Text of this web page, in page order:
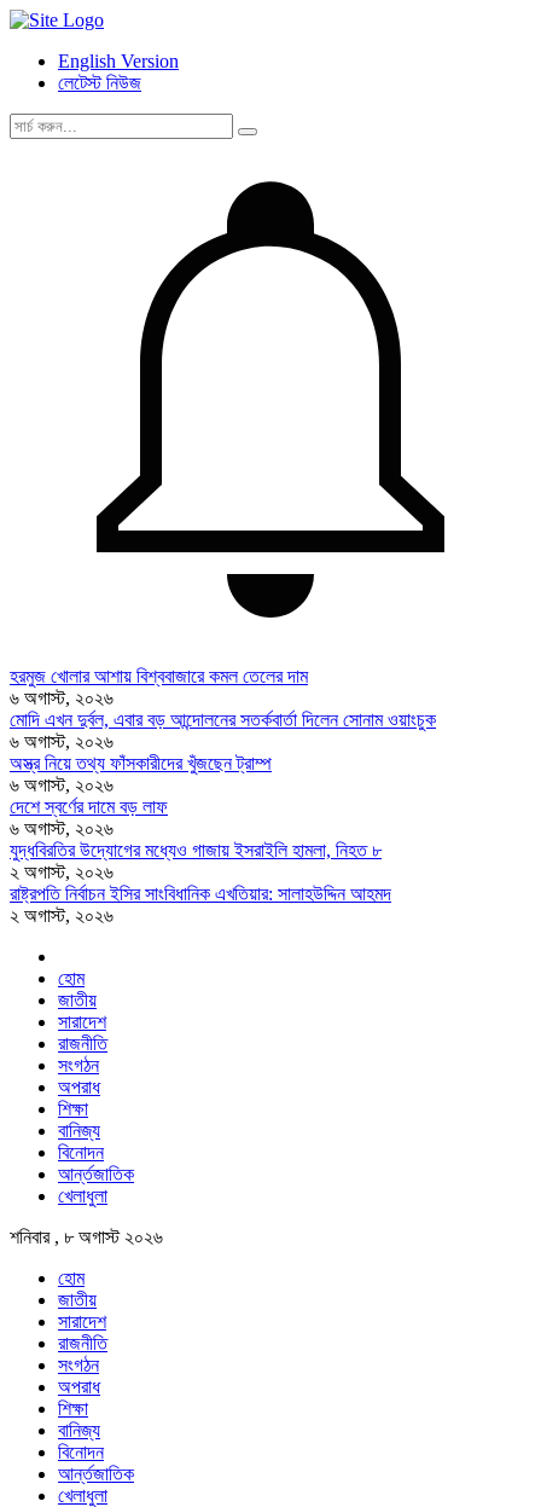
English Version
লেটেস্ট নিউজ
হরমুজ খোলার আশায় বিশ্ববাজারে কমল তেলের দাম
৬ অগাস্ট, ২০২৬
মোদি এখন দুর্বল, এবার বড় আন্দোলনের সতর্কবার্তা দিলেন সোনাম ওয়াংচুক
৬ অগাস্ট, ২০২৬
অস্ত্র নিয়ে তথ্য ফাঁসকারীদের খুঁজছেন ট্রাম্প
৬ অগাস্ট, ২০২৬
দেশে স্বর্ণের দামে বড় লাফ
৬ অগাস্ট, ২০২৬
যুদ্ধবিরতির উদ্যোগের মধ্যেও গাজায় ইসরাইলি হামলা, নিহত ৮
২ অগাস্ট, ২০২৬
রাষ্ট্রপতি নির্বাচন ইসির সাংবিধানিক এখতিয়ার: সালাহউদ্দিন আহমদ
২ অগাস্ট, ২০২৬
হোম
জাতীয়
সারাদেশ
রাজনীতি
সংগঠন
অপরাধ
শিক্ষা
বানিজ্য
বিনোদন
আর্ন্তজাতিক
খেলাধুলা
শনিবার , ৮ অগাস্ট ২০২৬
হোম
জাতীয়
সারাদেশ
রাজনীতি
সংগঠন
অপরাধ
শিক্ষা
বানিজ্য
বিনোদন
আর্ন্তজাতিক
খেলাধুলা